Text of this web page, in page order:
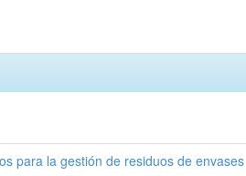
para la gestión de residuos de envases